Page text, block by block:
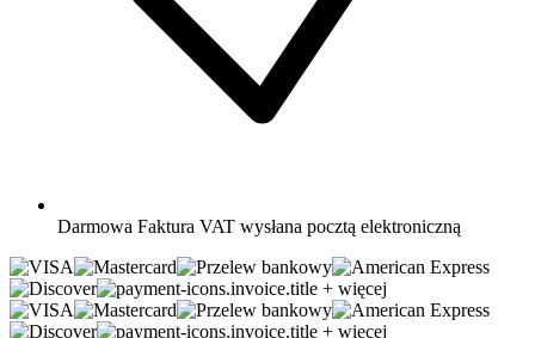
Darmowa Faktura VAT wysłana pocztą elektroniczną
+ więcej
+ więcej